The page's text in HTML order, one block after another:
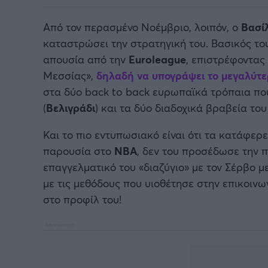
Από τον περασμένο Νοέμβριο, λοιπόν, ο
καταστρώσει την στρατηγική του. Βασικός
απουσία από την Euroleague,
Μεσσίας», δηλαδή να υπογράψει το
στα δύο back to back ευρωπαϊκά τρόπαια
(Βελιγράδι) και τα δύο διαδοχικά βραβεία του
Και το πιο εντυπωσιακό είναι ότι τα
παρουσία στο ΝΒΑ, δεν του προσέδωσε την
επαγγελματικό του «διαζύγιο» με τον Σέρβο
με τις μεθόδους που υιοθέτησε στην
στο προφίλ του!